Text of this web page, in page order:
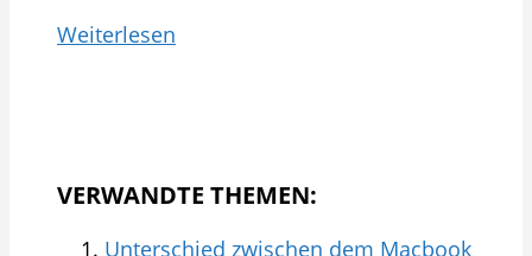
Weiterlesen
VERWANDTE THEMEN:
Unterschied zwischen dem Macbook